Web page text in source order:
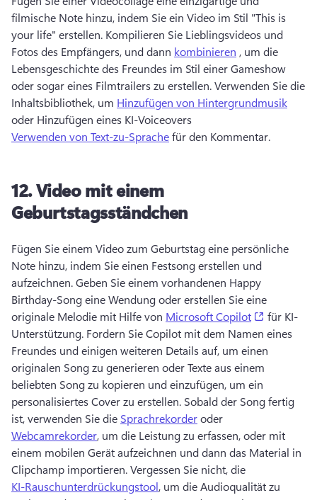
filmische Note hinzu, indem Sie ein Video im Stil "This is
your life" erstellen. Kompilieren Sie Lieblingsvideos und
Fotos des Empfängers, und dann kombinieren , um die
Lebensgeschichte des Freundes im Stil einer Gameshow
oder sogar eines Filmtrailers zu erstellen. Verwenden Sie die
Inhaltsbibliothek, um Hinzufügen von Hintergrundmusik
oder Hinzufügen eines KI-Voiceovers
Verwenden von Text-zu-Sprache für den Kommentar.
12.Video mit einem
Geburtstagsständchen
Fügen Sie einem Video zum Geburtstag eine persönliche
Note hinzu, indem Sie einen Festsong erstellen und
aufzeichnen. Geben Sie einem vorhandenen Happy
Birthday-Song eine Wendung oder erstellen Sie eine
originale Melodie mit Hilfe von Microsoft Copilot (opens in
für KI-
Unterstützung. Fordern Sie Copilot mit dem Namen eines
Freundes und einigen weiteren Details auf, um einen
originalen Song zu generieren oder Texte aus einem
beliebten Song zu kopieren und einzufügen, um ein
personalisiertes Cover zu erstellen. Sobald der Song fertig
ist, verwenden Sie die Sprachrekorder oder
Webcamrekorder, um die Leistung zu erfassen, oder mit
einem mobilen Gerät aufzeichnen und dann das Material in
Clipchamp importieren. Vergessen Sie nicht, die
KI-Rauschunterdrückungstool, um die Audioqualität zu